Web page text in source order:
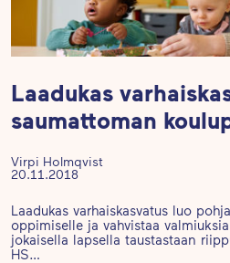
Laadukas
saumattoman
Virpi Holmqvist
20.11.2018
Laadukas varhaiskasvatus luo
oppimiselle ja vahvistaa
jokaisella lapsella taustastaan
HS…